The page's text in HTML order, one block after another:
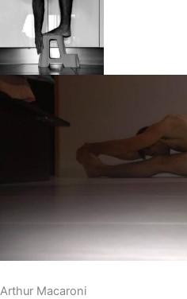
Arthur Macaroni